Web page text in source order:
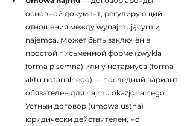
основной документ, регулирующий
отношения между wynajmującym и
najemcą. Может быть заключён в
простой письменной форме (zwykła
forma pisemna) или у нотариуса (forma
aktu notarialnego) — последний вариант
обязателен для najmu okazjonalnego.
Устный договор (umowa ustna)
юридически действителен, но